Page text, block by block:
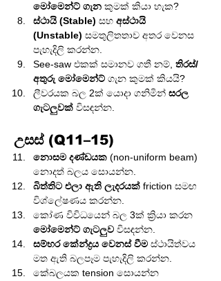
මෝමෙන්ට් ගැන කුමක් කියා හැක?
ස්ථායි (Stable) සහ අස්ථායි
(Unstable) සමතුලිතතාව අතර වෙනස
පැහැදිලි කරන්න.
See-saw එකක් සමානව ගතී නම්, තිරස්/
අතුරු මෝමෙන්ට් ගැන කුමක් කියයි?
ලීවරයක බල 2ක් යොදා ගනිමින් සරල
ගැටලුවක් විසඳන්න.
උසස් (Q11–15)
නොසම දණ්ඩයක (non-uniform beam)
නොදත් බලය සොයන්න.
බිත්තිට එලා ඇති ලැදරයක් friction සමඟ
විශ්ලේෂණය කරන්න.
කෝණ විවිධයෙන් බල 3ක් ක්‍රියා කරන
මෝමෙන්ට් ගැටලුව විසඳන්න.
සම්භ‍ර කේන්ද්‍රය වෙනස් වීම ස්ථායිත්වය
මත ඇති බලපෑම පැහැදිලි කරන්න.
කේබලයක tension සොයන්න